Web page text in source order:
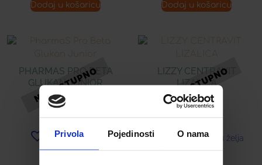
Privola Pojedinosti O nama
Dodaj u košaricu Dodaj u košaricu
PHARMAS PRO BETA
GLUKAN JUNIOR
31,85
Dodaj u listu želja
LIZZY CENTRAVIT
LIZALICA
1,59€
Dodaj u listu želja